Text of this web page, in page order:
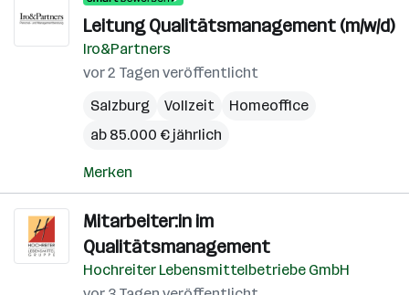
Leitung Qualitätsmanagement (m/w/d)
Iro&Partners
vor 2 Tagen veröffentlicht
Salzburg
Vollzeit
Homeoffice
ab 85.000 € jährlich
Merken
Mitarbeiter:in im
Qualitätsmanagement
Hochreiter Lebensmittelbetriebe GmbH